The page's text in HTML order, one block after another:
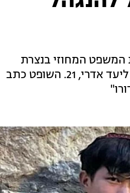
בקריית שמונה, בית המשפט המחוזי בנצרת
בוחן אפשרות לשחרר למעצר בית את החשוד המרכזי ברצח - ליעד אדרי, 21. השופט כתב